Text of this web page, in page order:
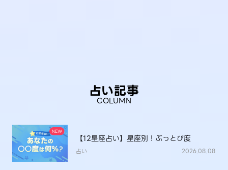
占い記事
COLUMN
【12星座占い】星座別！ぶっとび度
占い 2026.08.08